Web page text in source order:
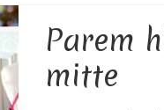
Parem
mitte